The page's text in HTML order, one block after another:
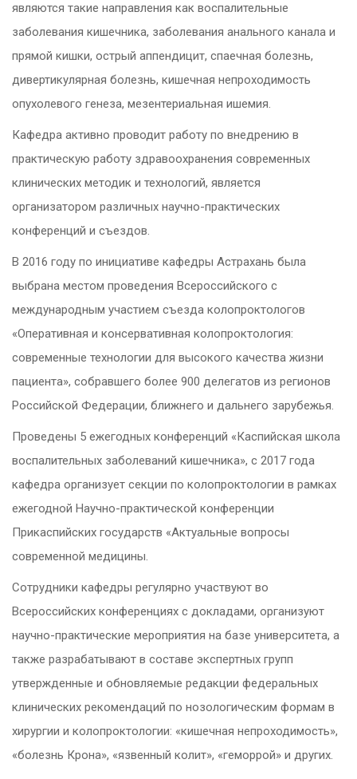
являются такие направления как воспалительные
заболевания кишечника, заболевания анального канала и
прямой кишки, острый аппендицит, спаечная болезнь,
дивертикулярная болезнь, кишечная непроходимость
опухолевого генеза, мезентериальная ишемия.
Кафедра активно проводит работу по внедрению в
практическую работу здравоохранения современных
клинических методик и технологий, является
организатором различных научно-практических
конференций и съездов.
В 2016 году по инициативе кафедры Астрахань была
выбрана местом проведения Всероссийского с
международным участием съезда колопроктологов
«Оперативная и консервативная колопроктология:
современные технологии для высокого качества жизни
пациента», собравшего более 900 делегатов из регионов
Российской Федерации, ближнего и дальнего зарубежья.
Проведены 5 ежегодных конференций «Каспийская школа
воспалительных заболеваний кишечника», с 2017 года
кафедра организует секции по колопроктологии в рамках
ежегодной Научно-практической конференции
Прикаспийских государств «Актуальные вопросы
современной медицины.
Сотрудники кафедры регулярно участвуют во
Всероссийских конференциях с докладами, организуют
научно-практические мероприятия на базе университета, а
также разрабатывают в составе экспертных групп
утвержденные и обновляемые редакции федеральных
клинических рекомендаций по нозологическим формам в
хирургии и колопроктологии: «кишечная непроходимость»,
«болезнь Крона», «язвенный колит», «геморрой» и других.